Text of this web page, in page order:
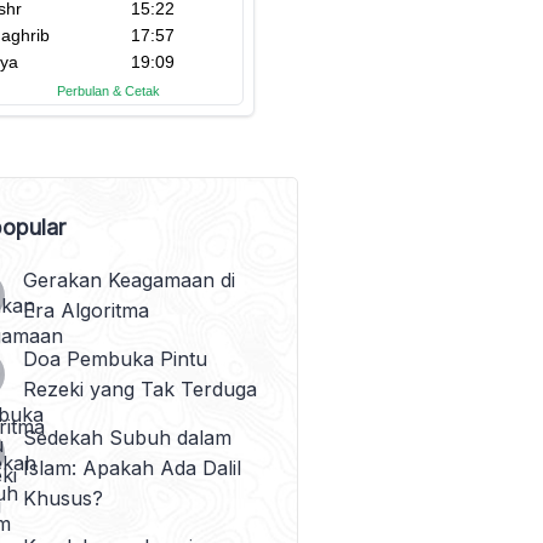
Gerakan Keagamaan di
Era Algoritma
Doa Pembuka Pintu
Rezeki yang Tak Terduga
Sedekah Subuh dalam
Islam: Apakah Ada Dalil
Khusus?